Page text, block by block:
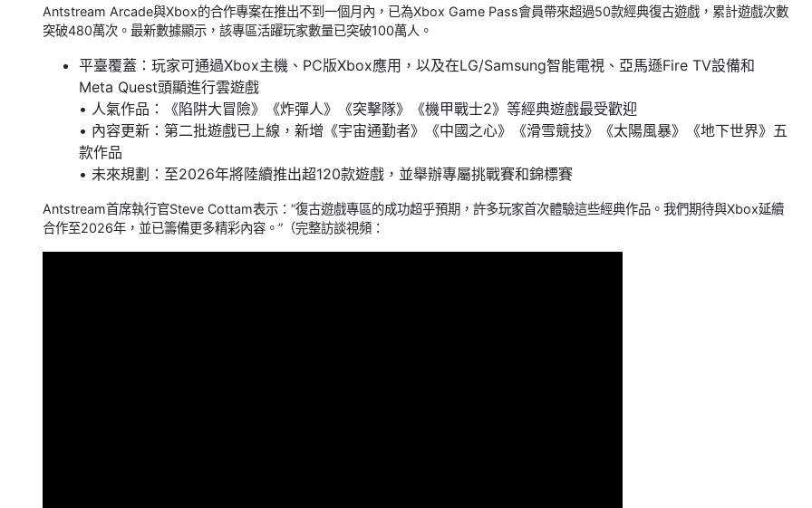
Antstream Arcade與Xbox的合作專案在推出不到一個月內，已為Xbox Game Pass會員帶來超過50款經典復古遊戲，累計遊戲次數
突破480萬次。最新數據顯示，該專區活躍玩家數量已突破100萬人。
平臺覆蓋：玩家可通過Xbox主機、PC版Xbox應用，以及在LG/Samsung智能電視、亞馬遜Fire TV設備和
Meta Quest頭顯進行雲遊戲
• 人氣作品：《陷阱大冒險》《炸彈人》《突擊隊》《機甲戰士2》等經典遊戲最受歡迎
• 內容更新：第二批遊戲已上線，新增《宇宙通勤者》《中國之心》《滑雪競技》《太陽風暴》《地下世界》五
款作品
• 未來規劃：至2026年將陸續推出超120款遊戲，並舉辦專屬挑戰賽和錦標賽
Antstream首席執行官Steve Cottam表示：”復古遊戲專區的成功超乎預期，許多玩家首次體驗這些經典作品。我們期待與Xbox延續
合作至2026年，並已籌備更多精彩內容。”（完整訪談視頻：